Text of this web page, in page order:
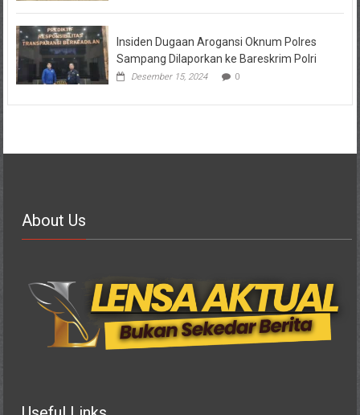
Insiden Dugaan Arogansi Oknum Polres
Sampang Dilaporkan ke Bareskrim Polri
Desember 15, 2024 0
About Us